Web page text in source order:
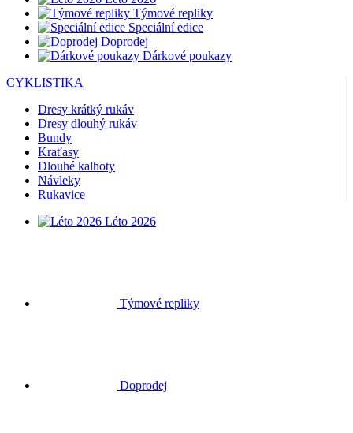
Týmové repliky
Speciální edice
Doprodej
Dárkové poukazy
CYKLISTIKA
Dresy krátký rukáv
Dresy dlouhý rukáv
Bundy
Kraťasy
Dlouhé kalhoty
Návleky
Rukavice
Léto 2026